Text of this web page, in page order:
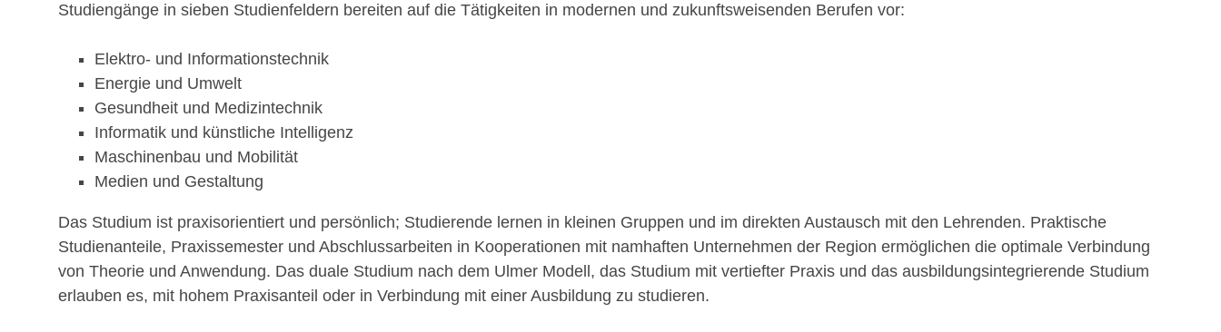
Studiengänge in sieben Studienfeldern bereiten auf die Tätigkeiten in modernen und zukunftsweisenden Berufen vor:
Elektro- und Informationstechnik
Energie und Umwelt
Gesundheit und Medizintechnik
Informatik und künstliche Intelligenz
Maschinenbau und Mobilität
Medien und Gestaltung
Das Studium ist praxisorientiert und persönlich; Studierende lernen in kleinen Gruppen und im direkten Austausch mit den Lehrenden. Praktische
Studienanteile, Praxissemester und Abschlussarbeiten in Kooperationen mit namhaften Unternehmen der Region ermöglichen die optimale Verbindung
von Theorie und Anwendung. Das duale Studium nach dem Ulmer Modell, das Studium mit vertiefter Praxis und das ausbildungsintegrierende Studium
erlauben es, mit hohem Praxisanteil oder in Verbindung mit einer Ausbildung zu studieren.